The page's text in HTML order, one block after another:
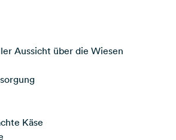
Aussicht über die Wiesen
Käse